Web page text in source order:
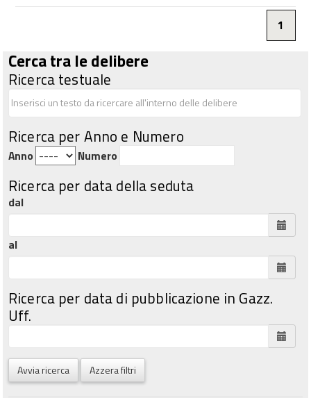
1
Cerca tra le delibere
Ricerca testuale
Ricerca per Anno e Numero
Anno Numero
Ricerca per data della seduta
dal
al
Ricerca per data di pubblicazione in Gazz.
Uff.
Avvia ricerca Azzera filtri